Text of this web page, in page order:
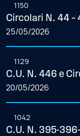
1150
Circolari N. 44 –
25/05/2026
1129
C.U. N. 446 e
20/05/2026
1042
C.U. N. 395-